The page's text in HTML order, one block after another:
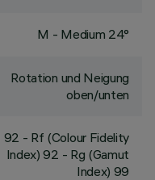
M - Medium 24°
Rotation und Neigung
oben/unten
92 - Rf (Colour Fidelity
Index) 92 - Rg (Gamut
Index) 99